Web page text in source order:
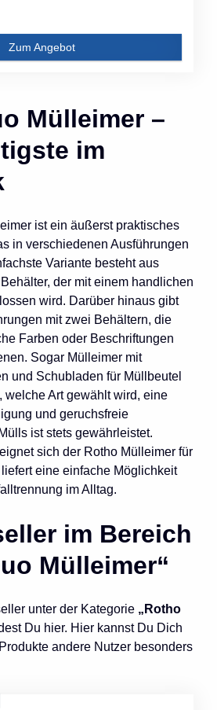
Zum Angebot
Mülleimer –
im
ist ein äußerst praktisches
in verschiedenen Ausführungen
Variante besteht aus
der mit einem handlichen
wird. Darüber hinaus gibt
mit zwei Behältern, die
Farben oder Beschriftungen
Sogar Mülleimer mit
und Schubladen für Müllbeutel
welche Art gewählt wird, eine
und geruchsfreie
ist stets gewährleistet.
sich der Rotho Mülleimer für
eine einfache Möglichkeit
im Alltag.
im Bereich
Mülleimer“
unter der Kategorie „Rotho
Du hier. Hier kannst Du Dich
andere Nutzer besonders